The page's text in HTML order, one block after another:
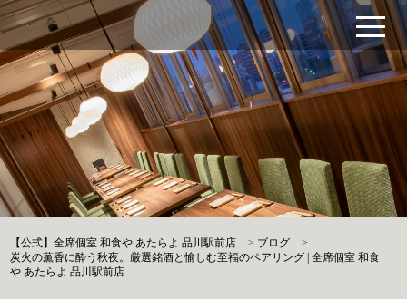
【公式】全席個室 和食や あたらよ 品川駅前店 > ブログ
>
炭火の薫香に酔う秋夜。厳選銘酒と愉しむ至福のペアリング | 全席個室 和食
や あたらよ 品川駅前店